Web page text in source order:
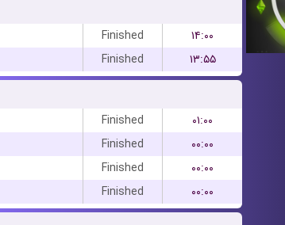
Finished
۱۴:۰۰
Finished
۱۳:۵۵
Finished
۰۱:۰۰
Finished
۰۰:۰۰
Finished
۰۰:۰۰
Finished
۰۰:۰۰